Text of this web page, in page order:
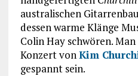
australischen
dessen warme Klänge
Colin Hay schwören.
Konzert von Kim
gespannt sein.